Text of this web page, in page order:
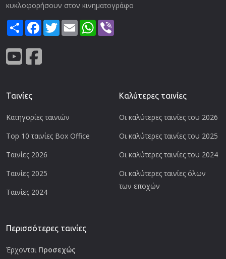
κυκλοφορήσουν στον κινηματογράφο
ShareFacebook
TwitterEmail WhatsApp
Ταινίες
Κατηγορίες ταινιών
Top 10 ταινίες Box Office
Ταινίες 2026
Ταινίες 2025
Ταινίες 2024
Καλύτερες ταινίες
Οι καλύτερες ταινίες του 2026
Οι καλύτερες ταινίες του 2025
Οι καλύτερες ταινίες του 2024
Οι καλύτερες ταινίες όλων
των εποχών
Περισσότερες ταινίες
Έρχονται Προσεχώς